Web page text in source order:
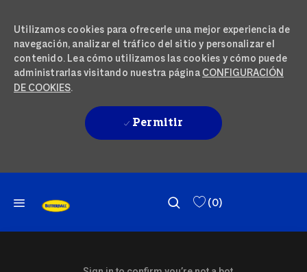
Utilizamos cookies para ofrecerle una mejor experiencia de
navegación, analizar el tráfico del sitio y personalizar el
contenido. Lea cómo utilizamos las cookies y cómo puede
administrarlas visitando nuestra página CONFIGURACIÓN
DE COOKIES.
Permitir
(0)